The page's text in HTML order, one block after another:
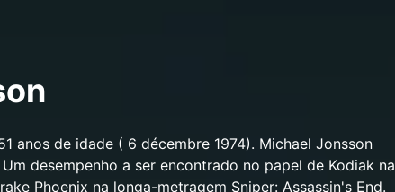
anos de idade ( 6 décembre 1974). Michael Jonsson
desempenho a ser encontrado no papel de Kodiak na
Phoenix na longa-metragem Sniper: Assassin's End.